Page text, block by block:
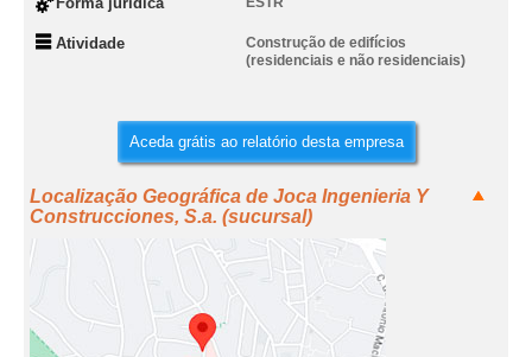
Atividade
Construção de edifícios
(residenciais e não residenciais)
Aceda grátis ao relatório desta empresa
Localização Geográfica de Joca Ingenieria Y
Construcciones, S.a. (sucursal)